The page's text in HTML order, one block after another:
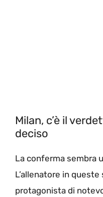
Milan, c’è il
deciso
La conferma sembra
L’allenatore in
protagonista di